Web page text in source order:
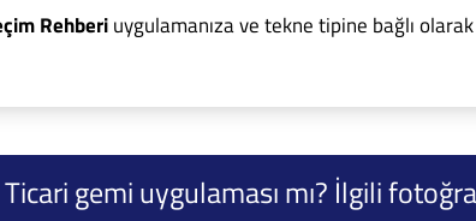
Rehberiuygulamanıza ve tekne tipine bağlı
gemi uygulaması mı? İlgili